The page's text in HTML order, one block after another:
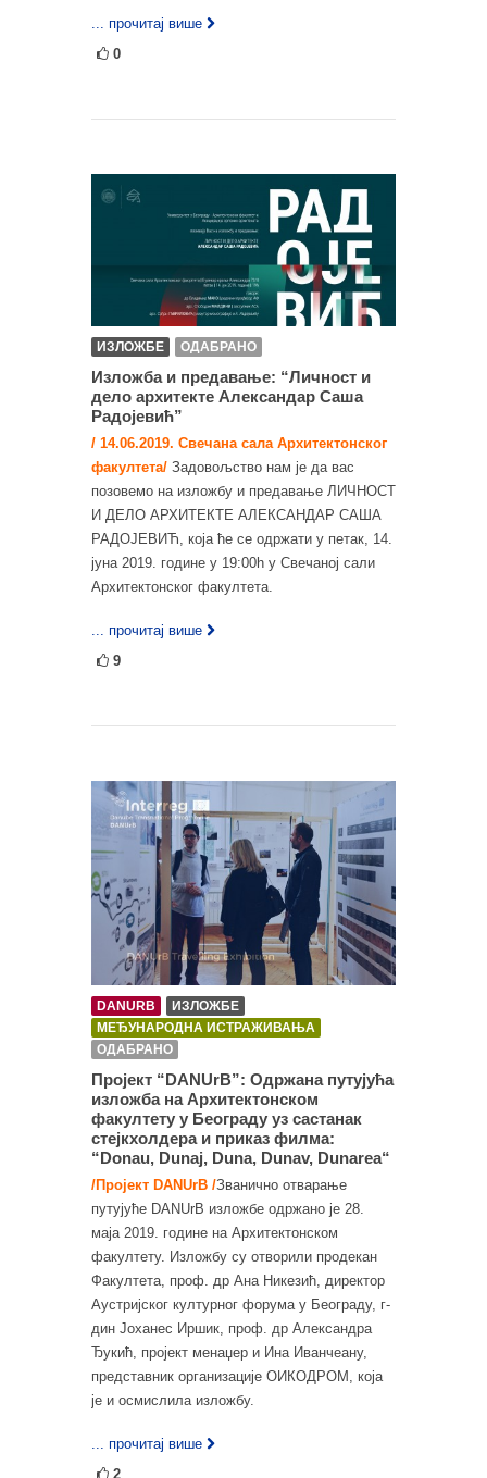
... прочитај више
0
ИЗЛОЖБЕ ОДАБРАНО
Изложба и предавање: “Личност и
дело архитекте Александар Саша
Радојевић”
/ 14.06.2019. Свечана сала Архитектонског
факултета/ Задовољство нам је да вас
позовемо на изложбу и предавање ЛИЧНОСТ
И ДЕЛО АРХИТЕКТЕ АЛЕКСАНДАР САША
РАДОЈЕВИЋ, која ће се одржати у петак, 14.
јуна 2019. године у 19:00h у Свечаној сали
Архитектонског факултета.
... прочитај више
9
DANURB
ИЗЛОЖБЕ
МЕЂУНАРОДНА ИСТРАЖИВАЊА
ОДАБРАНО
Пројект “DANUrB”: Одржана путујућа
изложба на Архитектонском
факултету у Београду уз састанак
стејкхолдера и приказ филма:
“Donau, Dunaj, Duna, Dunav, Dunarea“
/Пројект DANUrB /Званично отварање
путујуће DANUrB изложбе одржано је 28.
маја 2019. године на Архитектонском
факултету. Изложбу су отворили продекан
Факултета, проф. др Ана Никезић, директор
Аустријског културног форума у Београду, г-
дин Јоханес Иршик, проф. др Александра
Ђукић, пројект менаџер и Ина Иванчеану,
представник организације ОИКОДРОМ, која
је и осмислила изложбу.
... прочитај више
2